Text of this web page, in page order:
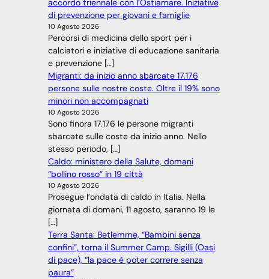
accordo triennale con l’Ostiamare. Iniziative
di prevenzione per giovani e famiglie
10 Agosto 2026
Percorsi di medicina dello sport per i
calciatori e iniziative di educazione sanitaria
e prevenzione […]
Migranti: da inizio anno sbarcate 17.176
persone sulle nostre coste. Oltre il 19% sono
minori non accompagnati
10 Agosto 2026
Sono finora 17.176 le persone migranti
sbarcate sulle coste da inizio anno. Nello
stesso periodo, […]
Caldo: ministero della Salute, domani
“bollino rosso” in 19 città
10 Agosto 2026
Prosegue l’ondata di caldo in Italia. Nella
giornata di domani, 11 agosto, saranno 19 le
[…]
Terra Santa: Betlemme, “Bambini senza
confini”, torna il Summer Camp. Sigilli (Oasi
di pace), “la pace è poter correre senza
paura”